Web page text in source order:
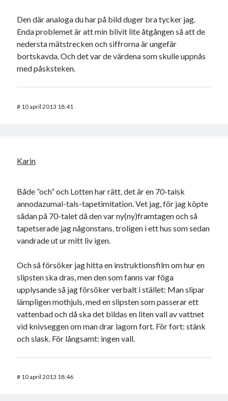
Den där analoga du har på bild duger bra tycker jag.
Enda problemet är att min blivit lite åtgången så att de
nedersta mätstrecken och siffrorna är ungefär
bortskavda. Och det var de värdena som skulle uppnås
med påsksteken.
# 10 april 2013 18:41
Karin
Både ”och” och Lotten har rätt, det är en 70-talsk
annodazumal-tals-tapetimitation. Vet jag, för jag köpte
sådan på 70-talet då den var ny(ny)framtagen och så
tapetserade jag någonstans, troligen i ett hus som sedan
vandrade ut ur mitt liv igen.
Och så försöker jag hitta en instruktionsfilm om hur en
slipsten ska dras, men den som fanns var föga
upplysande så jag försöker verbalt i stället: Man slipar
lämpligen mothjuls, med en slipsten som passerar ett
vattenbad och då ska det bildas en liten vall av vattnet
vid knivseggen om man drar lagom fort. För fort: stänk
och slask. För långsamt: ingen vall.
# 10 april 2013 18:46